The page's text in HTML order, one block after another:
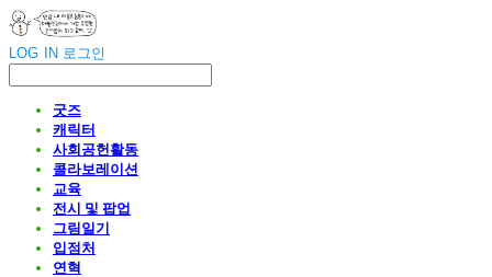
LOG IN 로그인
굿즈
캐릭터
사회공헌활동
콜라보레이션
교육
전시 및 팝업
그림일기
입점처
연혁